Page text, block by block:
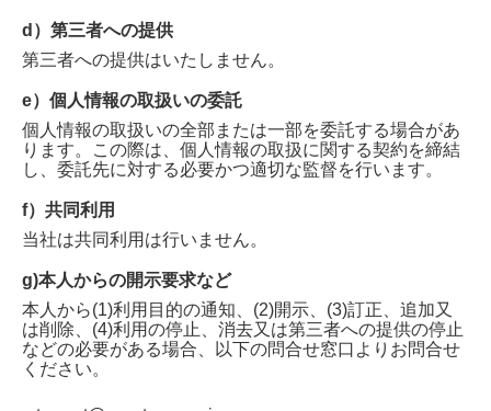
d）第三者への提供
第三者への提供はいたしません。
e）個人情報の取扱いの委託
個人情報の取扱いの全部または一部を委託する場合があ
ります。この際は、個人情報の取扱に関する契約を締結
し、委託先に対する必要かつ適切な監督を行います。
f）共同利用
当社は共同利用は行いません。
g)本人からの開示要求など
本人から(1)利用目的の通知、(2)開示、(3)訂正、追加又
は削除、(4)利用の停止、消去又は第三者への提供の停止
などの必要がある場合、以下の問合せ窓口よりお問合せ
ください。